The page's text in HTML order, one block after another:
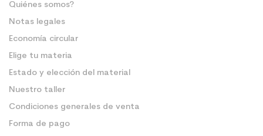
Quiénes somos?
Notas legales
Economía circular
Elige tu materia
Estado y elección del material
Nuestro taller
Condiciones generales de venta
Forma de pago